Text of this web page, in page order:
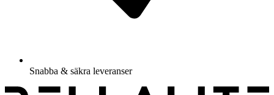
Snabba & säkra leveranser